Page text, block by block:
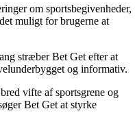
om sportsbegivenheder,
muligt for brugerne at
stræber Bet Get efter at
og informativ.
vifte af sportsgrene og
Bet Get at styrke